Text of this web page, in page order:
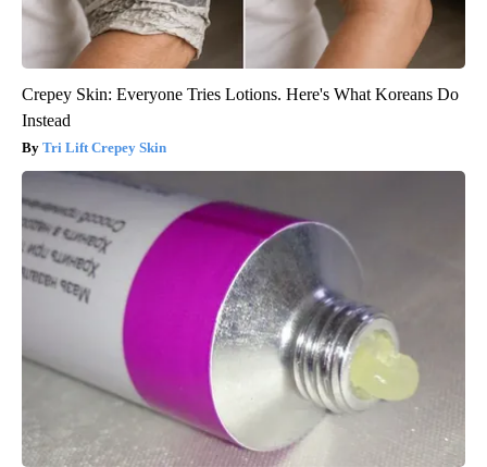
Crepey Skin: Everyone Tries Lotions. Here's What Koreans Do
Instead
Tri Lift Crepey Skin